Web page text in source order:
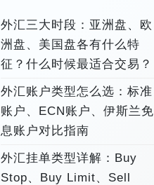
外汇三大时段：亚洲盘、欧
洲盘、美国盘各有什么特
征？什么时候最适合交易？
外汇账户类型怎么选：标准
账户、ECN账户、伊斯兰免
息账户对比指南
外汇挂单类型详解：Buy
Stop、Buy Limit、Sell